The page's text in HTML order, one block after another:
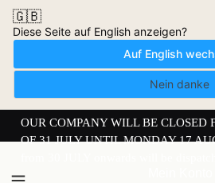
🇬🇧
Diese Seite auf English anzeigen?
Auf English
Nein danke
OUR COMPANY WILL BE CLOSED
OF 31 JULY UNTIL MONDAY 17